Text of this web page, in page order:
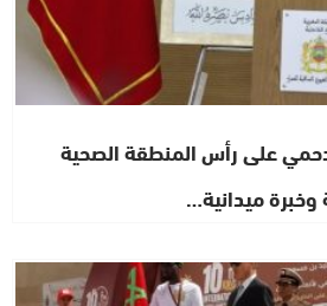
على رأس المنطقة الصحية
وخبرة ميدانية…